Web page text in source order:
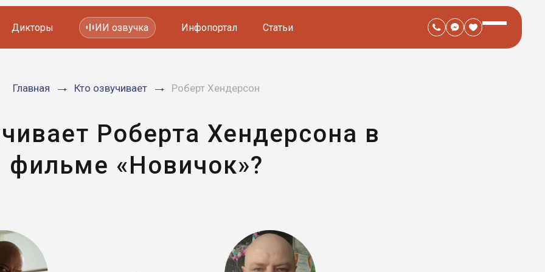
Мультфильмов
Дикторы ИИ озвучка Инфопортал Статьи
Главная Кто озвучивает Роберт Хендерсон
Роберта Хендерсона в
фильме «Новичок»?